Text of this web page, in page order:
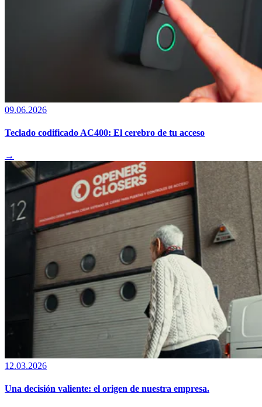
09.06.2026
Teclado codificado AC400: El cerebro de tu acceso
→
12.03.2026
Una decisión valiente: el origen de nuestra empresa.